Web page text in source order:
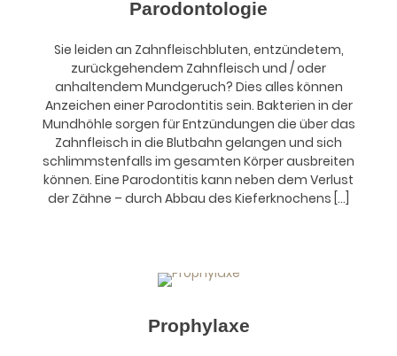
Parodontologie
Sie leiden an Zahnfleischbluten, entzündetem,
zurückgehendem Zahnfleisch und / oder
anhaltendem Mundgeruch? Dies alles können
Anzeichen einer Parodontitis sein. Bakterien in der
Mundhöhle sorgen für Entzündungen die über das
Zahnfleisch in die Blutbahn gelangen und sich
schlimmstenfalls im gesamten Körper ausbreiten
können. Eine Parodontitis kann neben dem Verlust
der Zähne – durch Abbau des Kieferknochens [...]
Prophylaxe